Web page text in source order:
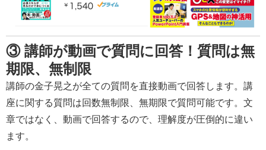
③ 講師が動画で質問に回答！質問は無
期限、無制限
講師の金子晃之が全ての質問を直接動画で回答します。講
座に関する質問は回数無制限、無期限で質問可能です。文
章ではなく、動画で回答するので、理解度が圧倒的に違い
ます。